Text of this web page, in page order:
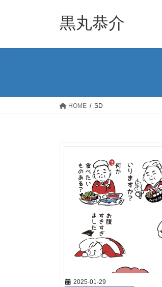
黒丸恭介
HOME SD
2025-01-29